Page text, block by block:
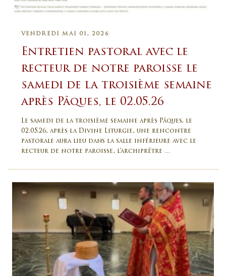
VENDREDI MAI 01, 2026
Entretien pastoral avec le
recteur de notre paroisse le
samedi de la troisième semaine
après Pâques, le 02.05.26
Le samedi de la troisième semaine après Pâques, le
02.05.26, après la Divine Liturgie, une rencontre
pastorale aura lieu dans la salle inférieure avec le
recteur de notre paroisse, l’archiprêtre …